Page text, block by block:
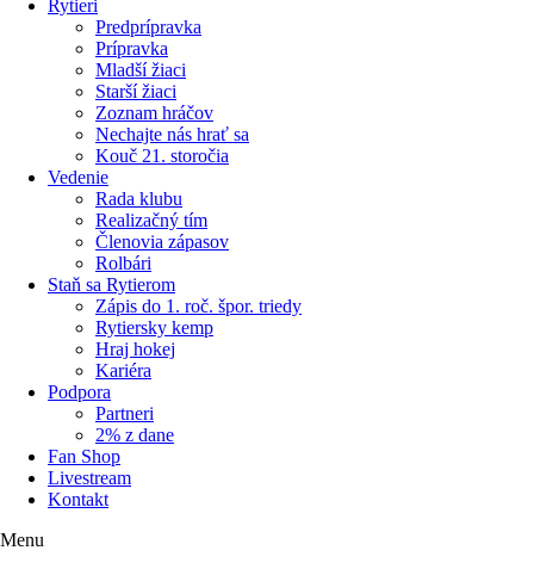
Rytieri
Predprípravka
Prípravka
Mladší žiaci
Starší žiaci
Zoznam hráčov
Nechajte nás hrať sa
Kouč 21. storočia
Vedenie
Rada klubu
Realizačný tím
Členovia zápasov
Rolbári
Staň sa Rytierom
Zápis do 1. roč. špor. triedy
Rytiersky kemp
Hraj hokej
Kariéra
Podpora
Partneri
2% z dane
Fan Shop
Livestream
Kontakt
Menu